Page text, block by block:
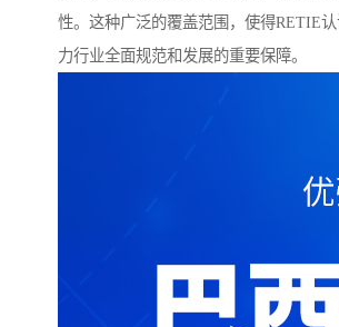
性。这种广泛的覆盖范围，使得RETIE
力行业全面规范和发展的重要保障。